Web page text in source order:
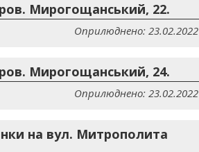
Мирогощанський, 22.
Оприлюднено: 23.02.2022
Мирогощанський, 24.
Оприлюднено: 23.02.2022
на вул. Митрополита